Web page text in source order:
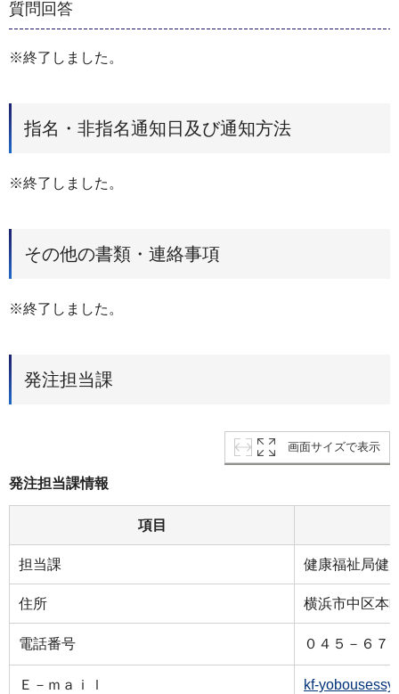
質問回答
※終了しました。
指名・非指名通知日及び通知方法
※終了しました。
その他の書類・連絡事項
※終了しました。
発注担当課
画面サイズで表示
発注担当課情報
項目
担当課 健康福祉局健
住所 横浜市中区本
電話番号 ０４５－６７
Ｅ－ｍａｉｌ kf-